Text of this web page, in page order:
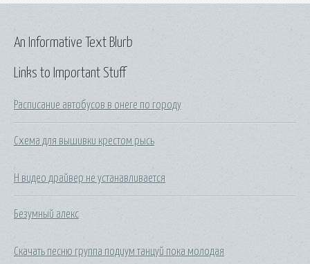
Links to Important Stuff
Расписание автобусов в онеге по городу
Схема для вышивки крестом рысь
Н видео драйвер не устанавливается
Безумный алекс
Скачать песню группа подиум танцуй пока молодая
An Informative Text Blurb